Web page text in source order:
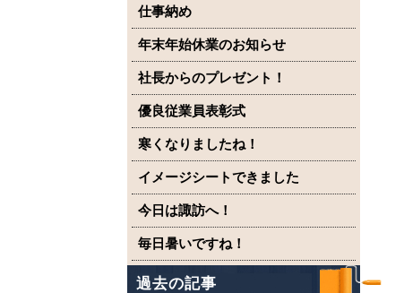
仕事納め
年末年始休業のお知らせ
社長からのプレゼント！
優良従業員表彰式
寒くなりましたね！
イメージシートできました
今日は諏訪へ！
毎日暑いですね！
過去の記事